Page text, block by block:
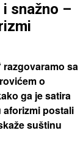
snažno –
sa
o
ga je satira
aforizmi postali
suštinu